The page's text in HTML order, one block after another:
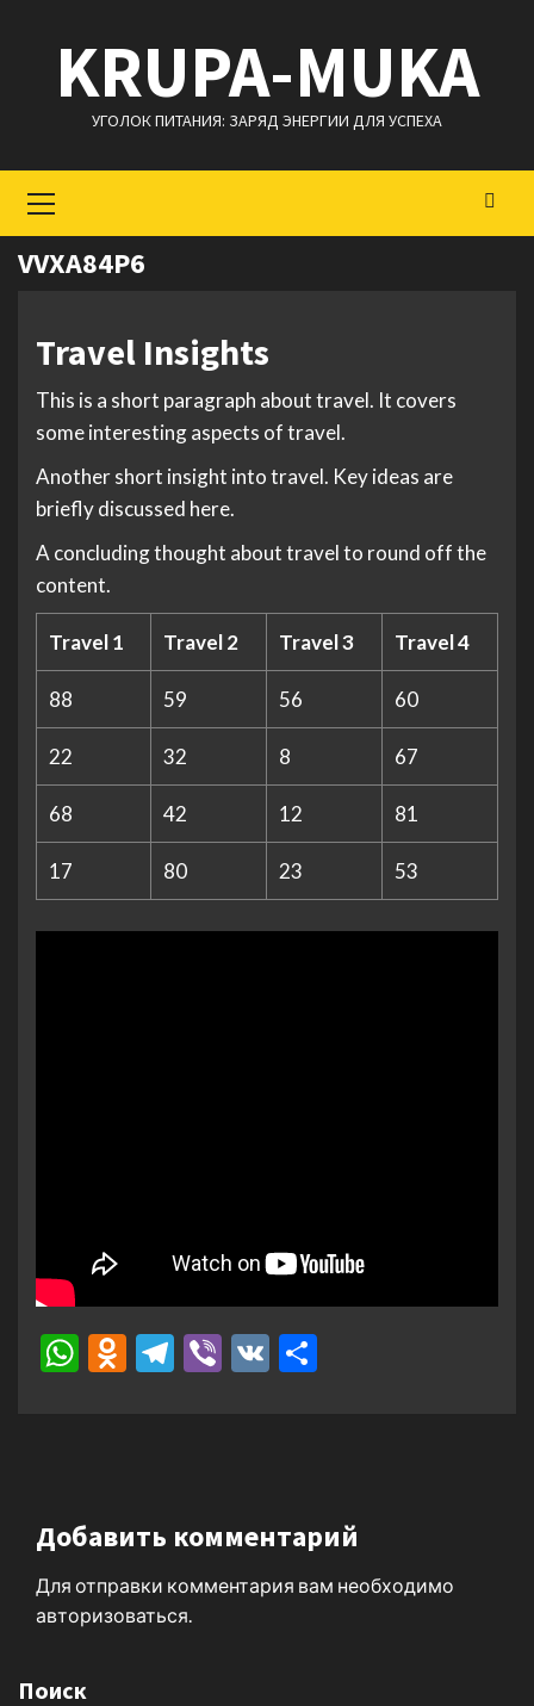
содержимому
KRUPA-MUKA
УГОЛОК ПИТАНИЯ: ЗАРЯД ЭНЕРГИИ ДЛЯ УСПЕХА
меню
VVXA84P6
Travel Insights
This is a short paragraph about travel. It covers
some interesting aspects of travel.
Another short insight into travel. Key ideas are
briefly discussed here.
A concluding thought about travel to round off the
content.
Travel 1 Travel 2 Travel 3 Travel 4
88 59 56 60
22 32 8 67
68 42 12 81
17 80 23 53
WhatsApp
Odnoklassniki
Telegram
Viber
VK
Добавить комментарий
Для отправки комментария вам необходимо
авторизоваться
Поиск